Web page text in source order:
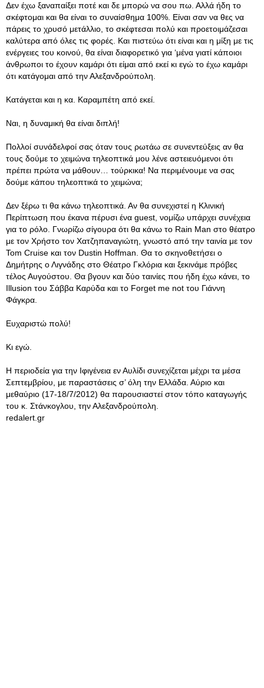
Δεν έχω ξαναπαίξει ποτέ και δε μπορώ να σου πω. Αλλά ήδη το
σκέφτομαι και θα είναι το συναίσθημα 100%. Είναι σαν να θες να
πάρεις το χρυσό μετάλλιο, το σκέφτεσαι πολύ και προετοιμάζεσαι
καλύτερα από όλες τις φορές. Και πιστεύω ότι είναι και η μίξη με τις
ενέργειες του κοινού, θα είναι διαφορετικό για ‘μένα γιατί κάποιοι
άνθρωποι το έχουν καμάρι ότι είμαι από εκεί κι εγώ το έχω καμάρι
ότι κατάγομαι από την Αλεξανδρούπολη.
Κατάγεται και η κα. Καραμπέτη από εκεί.
Ναι, η δυναμική θα είναι διπλή!
Πολλοί συνάδελφοί σας όταν τους ρωτάω σε συνεντεύξεις αν θα
τους δούμε το χειμώνα τηλεοπτικά μου λένε αστειευόμενοι ότι
πρέπει πρώτα να μάθουν… τούρκικα! Να περιμένουμε να σας
δούμε κάπου τηλεοπτικά το χειμώνα;
Δεν ξέρω τι θα κάνω τηλεοπτικά. Αν θα συνεχιστεί η Κλινική
Περίπτωση που έκανα πέρυσι ένα guest, νομίζω υπάρχει συνέχεια
για το ρόλο. Γνωρίζω σίγουρα ότι θα κάνω το Rain Man στο θέατρο
με τον Χρήστο τον Χατζηπαναγιώτη, γνωστό από την ταινία με τον
Tom Cruise και τον Dustin Hoffman. Θα το σκηνοθετήσει ο
Δημήτρης ο Λιγνάδης στο Θέατρο Γκλόρια και ξεκινάμε πρόβες
τέλος Αυγούστου. Θα βγουν και δύο ταινίες που ήδη έχω κάνει, το
Illusion του Σάββα Καρύδα και το Forget me not του Γιάννη
Φάγκρα.
Ευχαριστώ πολύ!
Κι εγώ.
Η περιοδεία για την Ιφιγένεια εν Αυλίδι συνεχίζεται μέχρι τα μέσα
Σεπτεμβρίου, με παραστάσεις σ’ όλη την Ελλάδα. Αύριο και
μεθαύριο (17-18/7/2012) θα παρουσιαστεί στον τόπο καταγωγής
του κ. Στάνκογλου, την Αλεξανδρούπολη.
redalert.gr